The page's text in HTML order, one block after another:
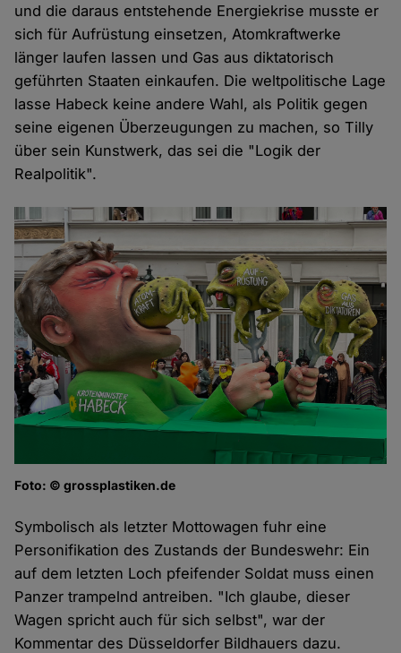
und die daraus entstehende Energiekrise musste er
sich für Aufrüstung einsetzen, Atomkraftwerke
länger laufen lassen und Gas aus diktatorisch
geführten Staaten einkaufen. Die weltpolitische Lage
lasse Habeck keine andere Wahl, als Politik gegen
seine eigenen Überzeugungen zu machen, so Tilly
über sein Kunstwerk, das sei die "Logik der
Realpolitik".
Foto: © grossplastiken.de
Symbolisch als letzter Mottowagen fuhr eine
Personifikation des Zustands der Bundeswehr: Ein
auf dem letzten Loch pfeifender Soldat muss einen
Panzer trampelnd antreiben. "Ich glaube, dieser
Wagen spricht auch für sich selbst", war der
Kommentar des Düsseldorfer Bildhauers dazu.